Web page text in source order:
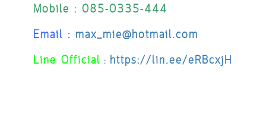
Mobile : 085-0335-444
Email : max_mie@hotmail.com
Line Official : https://lin.ee/eRBcxjH